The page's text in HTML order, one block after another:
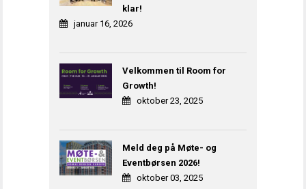
klar!
januar 16, 2026
Velkommen til Room for
Growth!
oktober 23, 2025
Meld deg på Møte- og
Eventbørsen 2026!
oktober 03, 2025